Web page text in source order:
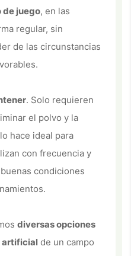
de juego, en las
regular, sin
de las circunstancias
. Solo requieren
el polvo y la
hace ideal para
con frecuencia y
condiciones
diversas opciones
artificial de un campo